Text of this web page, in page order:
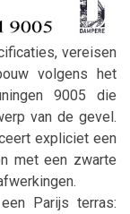
vereisen
volgens het
9005 die
van de gevel.
expliciet een
met een zwarte
Parijs terras: